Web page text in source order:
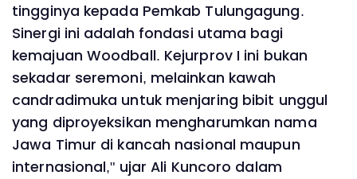
tingginya kepada Pemkab Tulungagung.
Sinergi ini adalah fondasi utama bagi
kemajuan Woodball. Kejurprov I ini bukan
sekadar seremoni, melainkan kawah
candradimuka untuk menjaring bibit unggul
yang diproyeksikan mengharumkan nama
Jawa Timur di kancah nasional maupun
internasional," ujar Ali Kuncoro dalam